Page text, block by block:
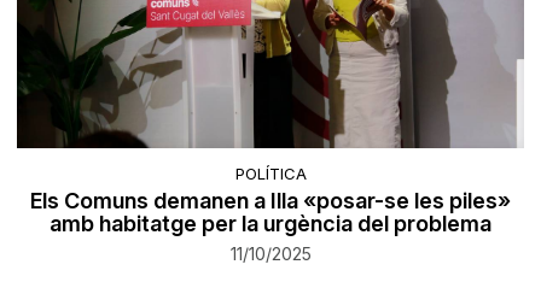
POLÍTICA
Els Comuns demanen a Illa «posar-se les piles»
amb habitatge per la urgència del problema
11/10/2025